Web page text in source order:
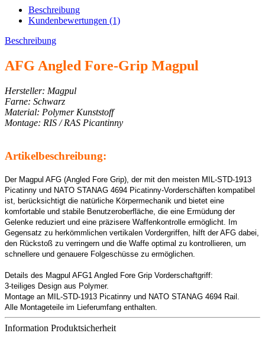
Beschreibung
Kundenbewertungen (1)
Beschreibung
AFG Angled Fore-Grip Magpul
Hersteller: Magpul
Farne: Schwarz
Material: Polymer Kunststoff
Montage: RIS / RAS Picantinny
Artikelbeschreibung:
Der Magpul AFG (Angled Fore Grip), der mit den meisten MIL-STD-1913
Picatinny und NATO STANAG 4694 Picatinny-Vorderschäften kompatibel
ist, berücksichtigt die natürliche Körpermechanik und bietet eine
komfortable und stabile Benutzeroberfläche, die eine Ermüdung der
Gelenke reduziert und eine präzisere Waffenkontrolle ermöglicht. Im
Gegensatz zu herkömmlichen vertikalen Vordergriffen, hilft der AFG dabei,
den Rückstoß zu verringern und die Waffe optimal zu kontrollieren, um
schnellere und genauere Folgeschüsse zu ermöglichen.
Details des Magpul AFG1 Angled Fore Grip Vorderschaftgriff:
3-teiliges Design aus Polymer.
Montage an MIL-STD-1913 Picatinny und NATO STANAG 4694 Rail.
Alle Montageteile im Lieferumfang enthalten.
Information Produktsicherheit